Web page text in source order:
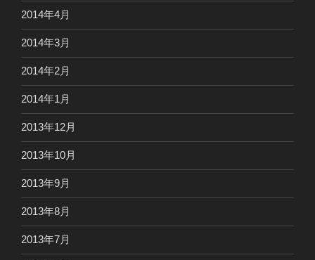
2014年4月
2014年3月
2014年2月
2014年1月
2013年12月
2013年10月
2013年9月
2013年8月
2013年7月